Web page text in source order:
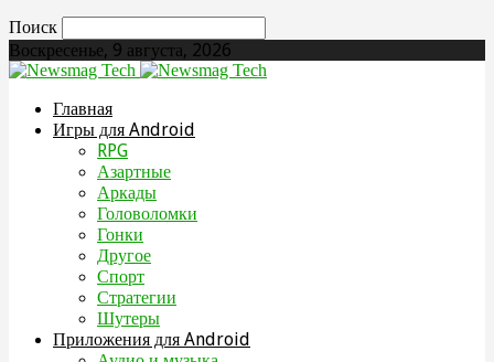
Поиск
Воскресенье, 9 августа, 2026
Главная
Игры для Android
RPG
Азартные
Аркады
Головоломки
Гонки
Другое
Спорт
Стратегии
Шутеры
Приложения для Android